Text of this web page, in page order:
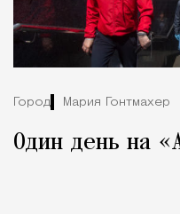
Город Мария Гонтмахер
Один день на